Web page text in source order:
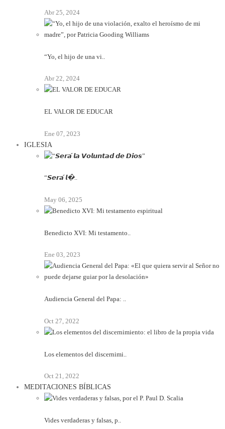
Abr 25, 2024
“Yo, el hijo de una vi..
Abr 22, 2024
EL VALOR DE EDUCAR
Ene 07, 2023
IGLESIA
“𝙎𝙚𝙧𝙖́ 𝙡�..
May 06, 2025
Benedicto XVI: Mi testamento..
Ene 03, 2023
Audiencia General del Papa: ..
Oct 27, 2022
Los elementos del discernimi..
Oct 21, 2022
MEDITACIONES BÍBLICAS
Vides verdaderas y falsas, p..